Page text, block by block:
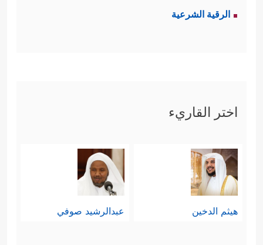
الرقية الشرعية
اختر القاريء
هيثم الدخين عبدالرشيد صوفي